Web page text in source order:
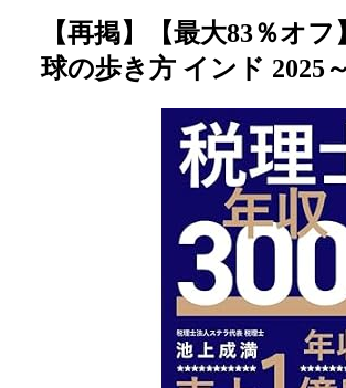
【再掲】【最大83％オ
球の歩き方 インド 2025